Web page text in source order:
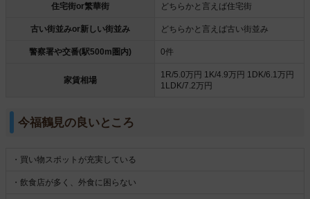
住宅街or繁華街 どちらかと言えば住宅街
古い街並みor新しい街並み どちらかと言えば古い街並み
警察署や交番(駅500m圏内) 0件
家賃相場
1R/5.0万円 1K/4.9万円 1DK/6.1万円
1LDK/7.2万円
今福鶴見の良いところ
・買い物スポットが充実している
・飲食店が多く、外食に困らない